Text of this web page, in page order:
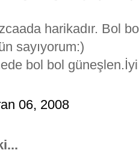
harikadır. Bol
sayıyorum:)
bol bol
06, 2008